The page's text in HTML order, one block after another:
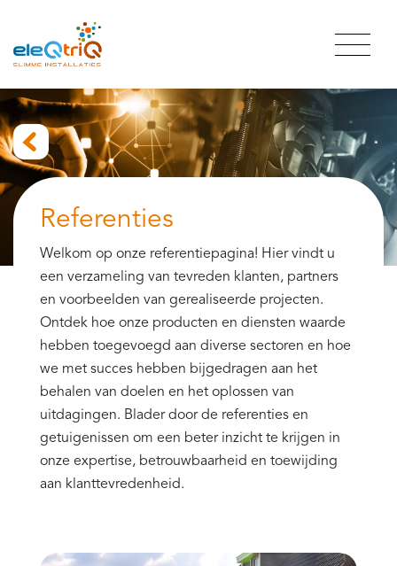
Referenties
Welkom op onze referentiepagina! Hier vindt u
een verzameling van tevreden klanten, partners
en voorbeelden van gerealiseerde projecten.
Ontdek hoe onze producten en diensten waarde
hebben toegevoegd aan diverse sectoren en hoe
we met succes hebben bijgedragen aan het
behalen van doelen en het oplossen van
uitdagingen. Blader door de referenties en
getuigenissen om een beter inzicht te krijgen in
onze expertise, betrouwbaarheid en toewijding
aan klanttevredenheid.